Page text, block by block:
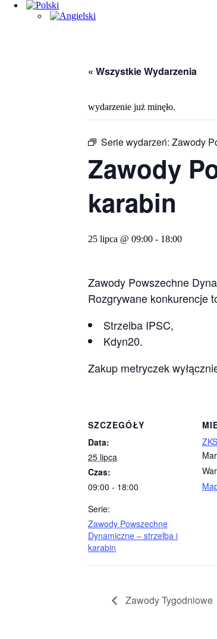
« Wszystkie Wydarzenia
wydarzenie już minęło.
Serie wydarzeń: Zawody
Zawody
karabin
25 lipca @ 09:00 - 18:00
Zawody Powszechne
Rozgrywane konkurencje
Strzelba IPSC,
Kdyn20.
Zakup metryczek
SZCZEGÓŁY
Data:
25 lipca
Czas:
09:00 - 18:00
Serie:
Zawody Powszechne
Dynamiczne – strzelba i
karabin
Zawody Tygodniowe